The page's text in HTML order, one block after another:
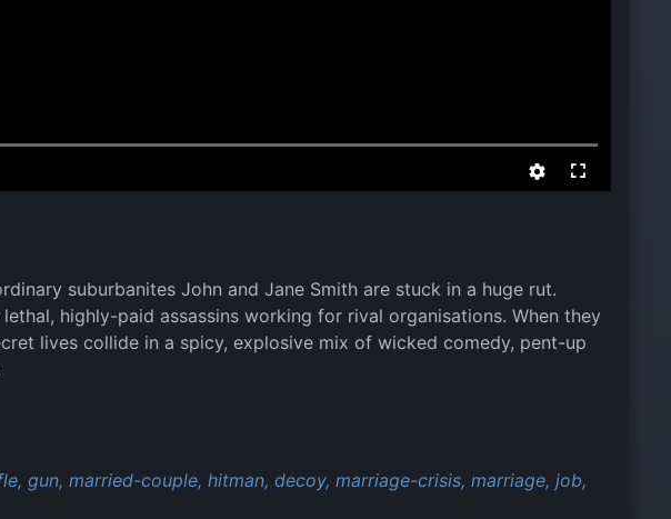
suburbanites John and Jane Smith are stuck in a huge rut.
highly-paid assassins working for rival organisations. When they
lives collide in a spicy, explosive mix of wicked comedy, pent-up
gun, married-couple, hitman, decoy, marriage-crisis, marriage, job,